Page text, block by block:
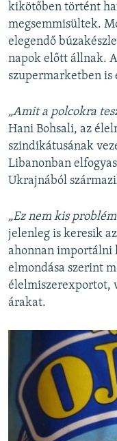
kikötőben történt
megsemmisültek.
elegendő
napok előtt állnak.
szupermarketben is
„Amit a polcokra
Hani Bohsali, az
szindikátusának
Libanonban
Ukrajnából
„Ez nem kis
jelenleg is keresik
ahonnan importálni
elmondása szerint
élelmiszerexportot,
árakat.